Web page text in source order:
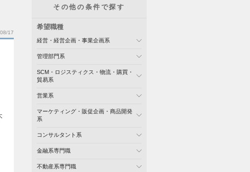
17
その他の条件で探す
希望職種
経営・経営企画・事業企画系
管理部門系
SCM・ロジスティクス・物流・購買・
貿易系
営業系
マーケティング・販促企画・商品開発
系
コンサルタント系
金融系専門職
不動産系専門職